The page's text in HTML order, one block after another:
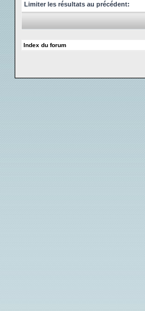
Limiter les résultats au précédent:
Index du forum